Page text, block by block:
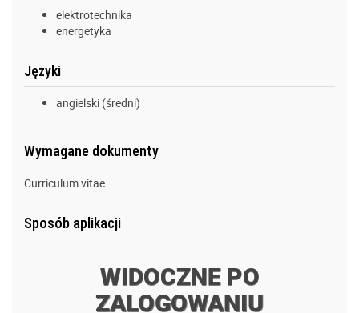
elektrotechnika
energetyka
Języki
angielski (średni)
Wymagane dokumenty
Curriculum vitae
Sposób aplikacji
WIDOCZNE PO
ZALOGOWANIU